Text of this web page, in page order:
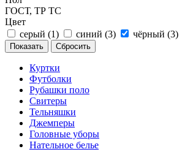
ГОСТ, ТР ТС
Цвет
серый (1) синий (3) чёрный (3)
Сбросить
Куртки
Футболки
Рубашки поло
Свитеры
Тельняшки
Джемперы
Головные уборы
Нательное белье